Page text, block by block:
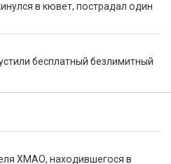
в кювет, пострадал один
бесплатный безлимитный
ХМАО, находившегося в